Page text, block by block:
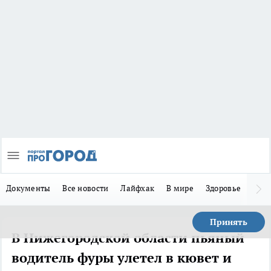
Документы Все новости Лайфхак В мире Здоровье
Принять
В Нижегородской области пьяный
водитель фуры улетел в кювет и